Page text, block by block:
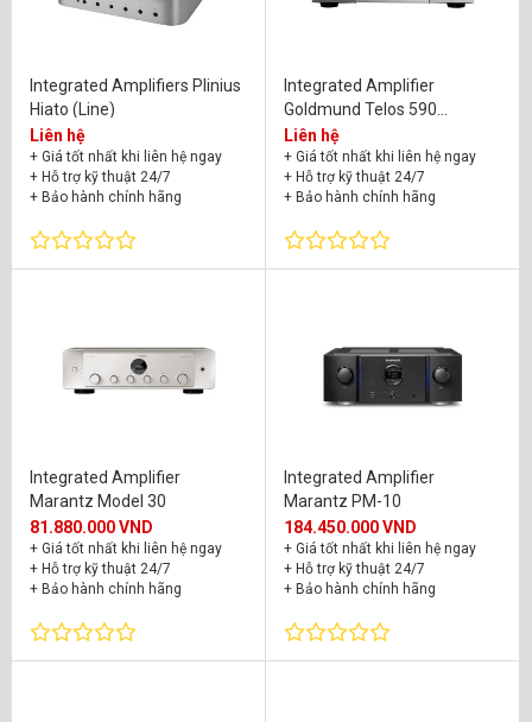
Integrated Amplifiers Plinius
Hiato (Line)
Liên hệ
+ Giá tốt nhất khi liên hệ ngay
+ Hỗ trợ kỹ thuật 24/7
+ Bảo hành chính hãng
Integrated Amplifier
Goldmund Telos 590
NextGen II
Liên hệ
+ Giá tốt nhất khi liên hệ ngay
+ Hỗ trợ kỹ thuật 24/7
+ Bảo hành chính hãng
Integrated Amplifier
Marantz Model 30
81.880.000 VND
+ Giá tốt nhất khi liên hệ ngay
+ Hỗ trợ kỹ thuật 24/7
+ Bảo hành chính hãng
Integrated Amplifier
Marantz PM-10
184.450.000 VND
+ Giá tốt nhất khi liên hệ ngay
+ Hỗ trợ kỹ thuật 24/7
+ Bảo hành chính hãng